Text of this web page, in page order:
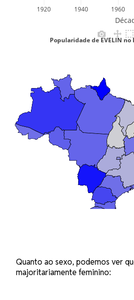
1920 1940 1960
Popularidade de EVELIN no
Quanto ao sexo, podemos ver
majoritariamente feminino: